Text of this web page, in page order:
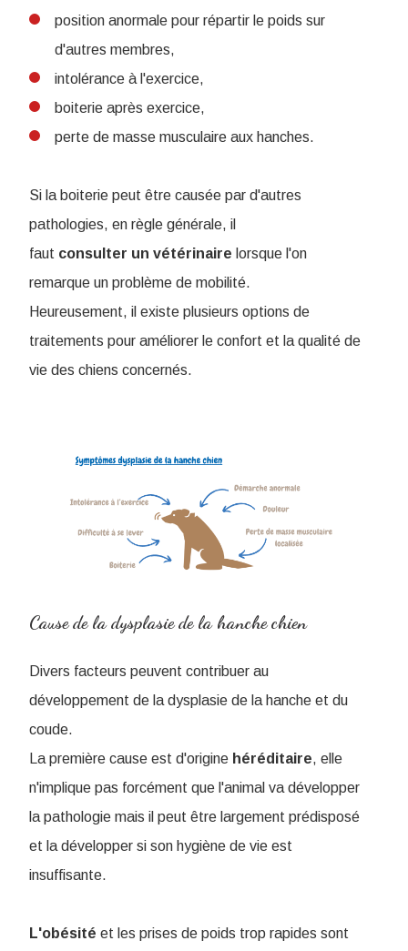
position anormale pour répartir le poids sur
d'autres membres,
intolérance à l'exercice,
boiterie après exercice,
perte de masse musculaire aux hanches.
Si la boiterie peut être causée par d'autres
pathologies, en règle générale, il
faut consulter un vétérinaire lorsque l'on
remarque un problème de mobilité.
Heureusement, il existe plusieurs options de
traitements pour améliorer le confort et la qualité de
vie des chiens concernés.
Cause de la dysplasie de la hanche chien
Divers facteurs peuvent contribuer au
développement de la dysplasie de la hanche et du
coude.
La première cause est d'origine héréditaire, elle
n'implique pas forcément que l'animal va développer
la pathologie mais il peut être largement prédisposé
et la développer si son hygiène de vie est
insuffisante.
L'obésité et les prises de poids trop rapides sont